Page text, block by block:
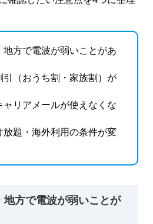
方で電波が弱いことがあ
引（おうち割・家族割）が
ャリアメールが使えなくな
放題・海外利用の条件が変
方で電波が弱いことが